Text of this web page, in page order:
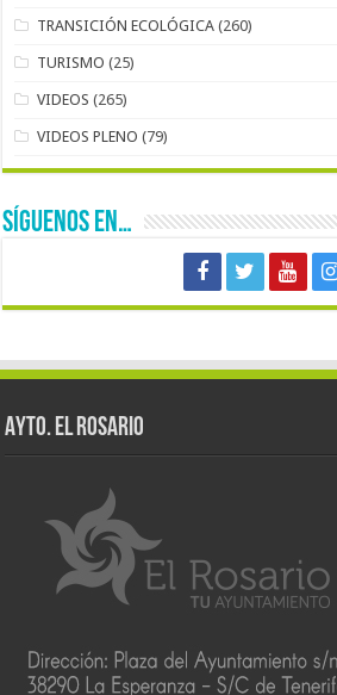
TRANSICIÓN ECOLÓGICA (260)
TURISMO (25)
VIDEOS (265)
VIDEOS PLENO (79)
SÍGUENOS EN…
AYTO. EL ROSARIO